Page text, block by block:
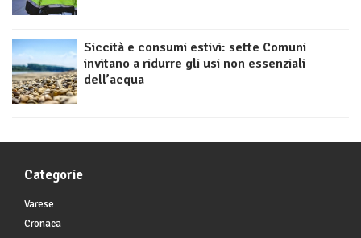
Siccità e consumi estivi: sette Comuni
invitano a ridurre gli usi non essenziali
dell’acqua
Categorie
Varese
Cronaca